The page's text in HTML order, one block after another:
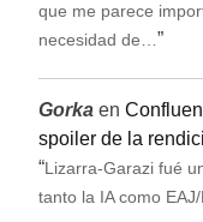
que me parece
necesidad de… ”
Gorka en
spoiler de la
“ Lizarra-Garazi fué
tanto la IA como